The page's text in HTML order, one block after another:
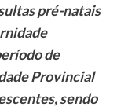
pré-natais
de
Provincial
sendo